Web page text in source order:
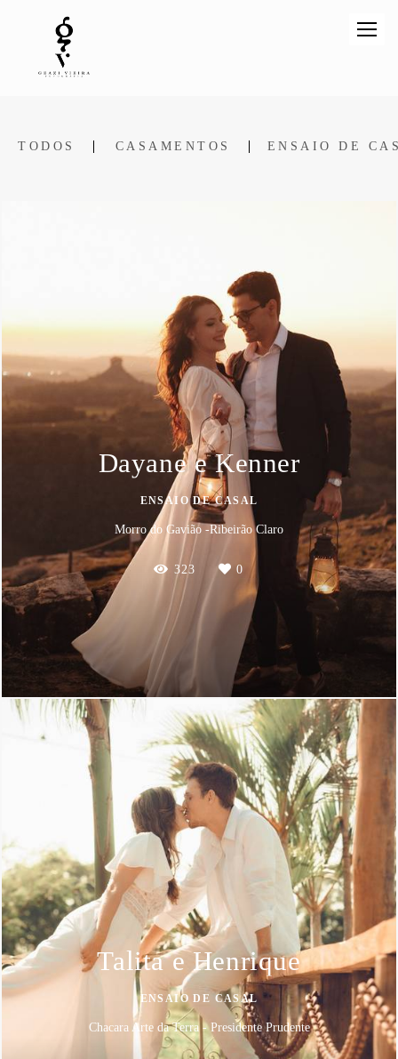
TODOS CASAMENTOS ENSAIO DE
Dayane e Kenner
ENSAIO DE CASAL
Morro do Gavião -Ribeirão Claro
323 0
Talita e Henrique
ENSAIO DE CASAL
Chacara Arte da Terra - Presidente Prudente